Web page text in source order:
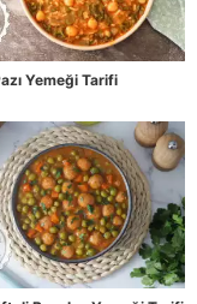
Yemeği Tarifi